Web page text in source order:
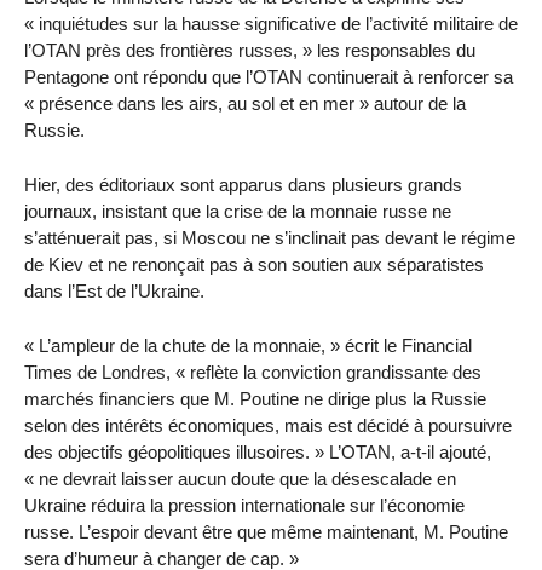
« inquiétudes sur la hausse significative de l’activité militaire de
l’OTAN près des frontières russes, » les responsables du
Pentagone ont répondu que l’OTAN continuerait à renforcer sa
« présence dans les airs, au sol et en mer » autour de la
Russie.
Hier, des éditoriaux sont apparus dans plusieurs grands
journaux, insistant que la crise de la monnaie russe ne
s’atténuerait pas, si Moscou ne s’inclinait pas devant le régime
de Kiev et ne renonçait pas à son soutien aux séparatistes
dans l’Est de l’Ukraine.
« L’ampleur de la chute de la monnaie, » écrit le Financial
Times de Londres, « reflète la conviction grandissante des
marchés financiers que M. Poutine ne dirige plus la Russie
selon des intérêts économiques, mais est décidé à poursuivre
des objectifs géopolitiques illusoires. » L’OTAN, a-t-il ajouté,
« ne devrait laisser aucun doute que la désescalade en
Ukraine réduira la pression internationale sur l’économie
russe. L’espoir devant être que même maintenant, M. Poutine
sera d’humeur à changer de cap. »